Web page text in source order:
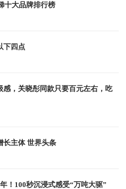
十大品牌排行榜
下四点
感，关晓彤同款只要百元左右，吃
长主体 世界头条
！100秒沉浸式感受“万吨大驱”